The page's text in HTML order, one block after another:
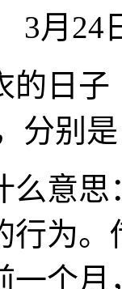
3月24
的日子
分别
么意思
行为
一个